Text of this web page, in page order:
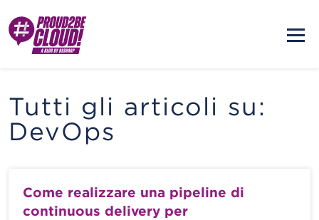
Tutti gli articoli su:
DevOps
Come realizzare una pipeline di
continuous delivery per